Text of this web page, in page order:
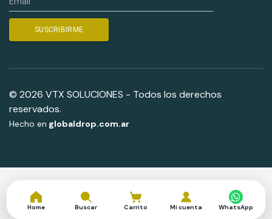
© 2026 VTX SOLUCIONES - Todos los derechos
reservados.
Hecho en globaldrop.com.ar
Home Buscar Carrito Mi cuenta